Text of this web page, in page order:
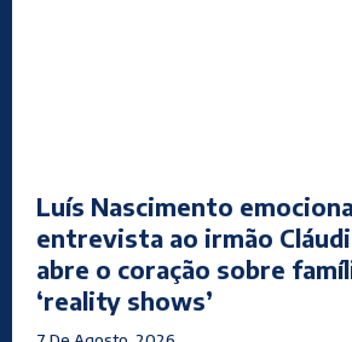
Luís Nascimento
entrevista ao irmão
abre o coração sobre
‘reality shows’